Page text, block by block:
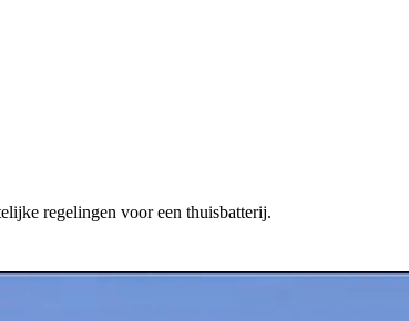
regelingen voor een thuisbatterij.